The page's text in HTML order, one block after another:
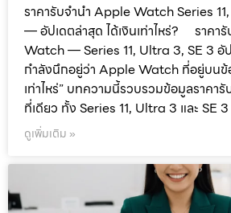
ราคารับจำนำ Apple Watch Series
— อัปเดตล่าสุด ได้เงินเท่าไหร่? ราคา
Watch — Series 11, Ultra 3, SE 3 อั
กำลังนึกอยู่ว่า Apple Watch ที่อยู่บนข้
เท่าไหร่” บทความนี้รวบรวมข้อมูลราคา
ที่เดียว ทั้ง Series 11, Ultra 3 และ SE 3
ดูเพิ่มเติม »